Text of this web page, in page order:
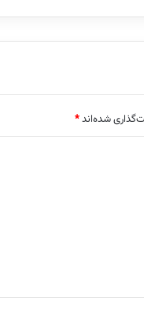
شده‌اند*